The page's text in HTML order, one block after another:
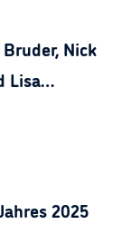
Nick
Lisa
2025